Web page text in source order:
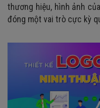
thương hiệu, hình ảnh
đóng một vai trò cực kỳ